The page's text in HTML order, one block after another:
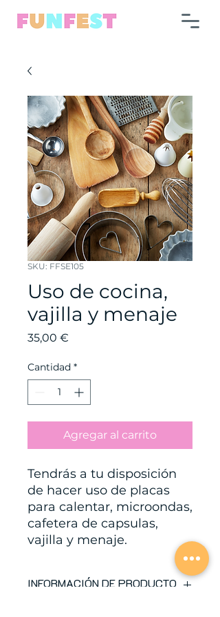
SKU: FFSE105
Uso de cocina,
vajilla y menaje
35,00 €
Cantidad *
Agregar al carrito
Tendrás a tu disposición
de hacer uso de placas
para calentar, microondas,
cafetera de capsulas,
vajilla y menaje.
INFORMACIÓN DE PRODUCTO